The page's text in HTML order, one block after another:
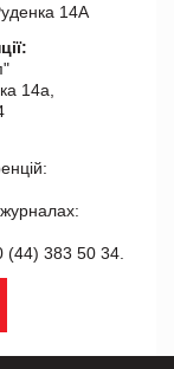
14А
14а,
(44) 383 50 34.